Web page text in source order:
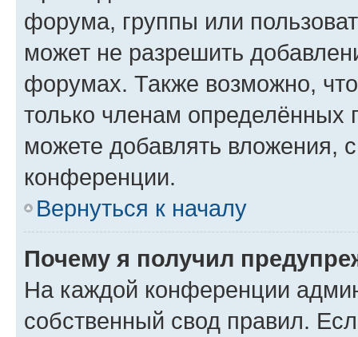
форума, группы или
может не разрешить
форумах. Также возможно,
только членам определённых
можете добавлять вложения,
конференции.
Вернуться к началу
Почему я получил
На каждой конференции
собственный свод правил.